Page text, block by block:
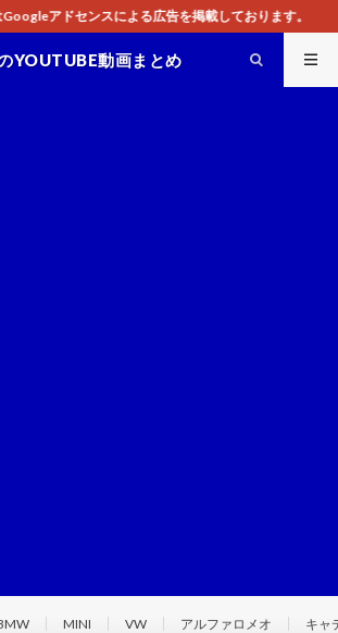
掲載しております。
YOUTUBE動画まとめ
MINI VW アルファロメオ キャ